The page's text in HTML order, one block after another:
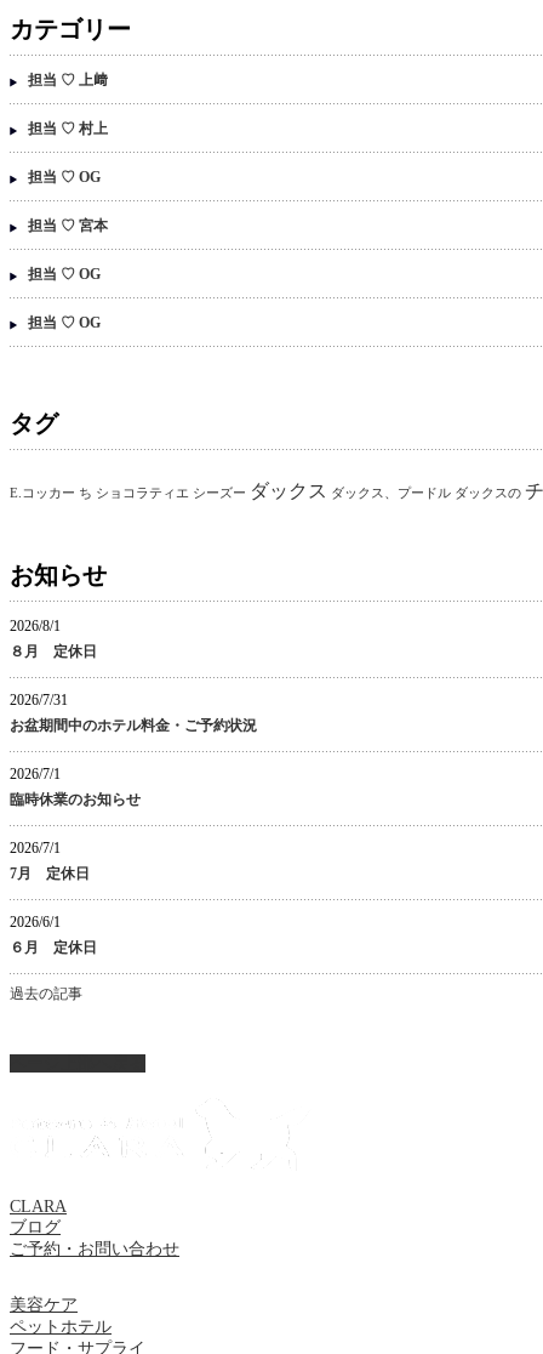
カテゴリー
担当 ♡ 上﨑
担当 ♡ 村上
担当 ♡ OG
担当 ♡ 宮本
担当 ♡ OG
担当 ♡ OG
タグ
E.コッカー ち ショコラティエ シーズー ダックス ダックス、プードル ダックスの
お知らせ
2026/8/1
８月 定休日
2026/7/31
お盆期間中のホテル料金・ご予約状況
2026/7/1
臨時休業のお知らせ
2026/7/1
7月 定休日
2026/6/1
６月 定休日
過去の記事
CLARA
ブログ
ご予約・お問い合わせ
美容ケア
ペットホテル
フード・サプライ